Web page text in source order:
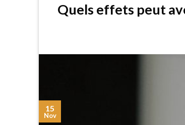
Quels effets peut
15
Nov